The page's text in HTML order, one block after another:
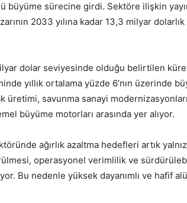
büyüme sürecine girdi. Sektöre ilişkin
2033 yılına kadar 13,3 milyar
dolar seviyesinde olduğu belirtilen
yıllık ortalama yüzde 6’nın üzerinde
üretimi, savunma sanayi
büyüme motorları arasında yer alıyor.
ağırlık azaltma hedefleri artık
operasyonel verimlilik ve
Bu nedenle yüksek dayanımlı ve hafif